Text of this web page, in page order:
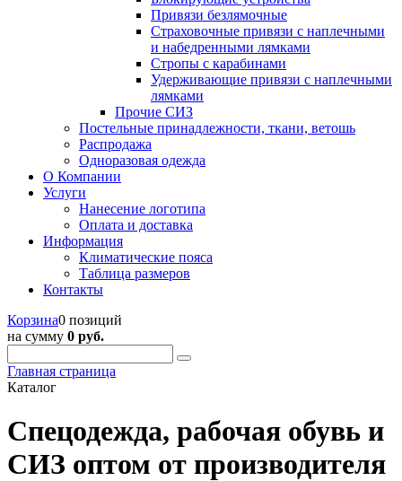
Привязи безлямочные
Страховочные привязи с наплечными
и набедренными лямками
Стропы с карабинами
Удерживающие привязи с наплечными
лямками
Прочие СИЗ
Постельные принадлежности, ткани, ветошь
Распродажа
Одноразовая одежда
О Компании
Услуги
Нанесение логотипа
Оплата и доставка
Информация
Климатические пояса
Таблица размеров
Контакты
Корзина0 позиций
на сумму 0 руб.
Главная страница
Каталог
Спецодежда, рабочая обувь и
СИЗ оптом от производителя